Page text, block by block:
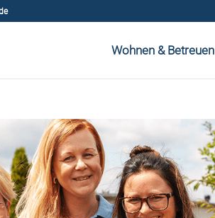
Wohnen & Betreuen